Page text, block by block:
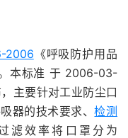
2006 《呼吸防护用品
本标准 于 2006-03-
主要针对工业防尘口
器的技术要求、检测
滤效率将口罩分为